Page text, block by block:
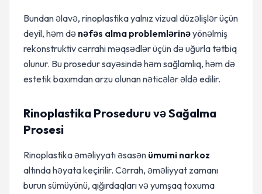
Bundan əlavə, rinoplastika yalnız vizual düzəlişlər üçün
deyil, həm də nəfəs alma problemlərinəyönəlmiş
rekonstruktiv cərrahi məqsədlər üçün də uğurla tətbiq
olunur. Bu prosedur sayəsində həm sağlamlıq, həm də
estetik baxımdan arzu olunan nəticələr əldə edilir.
Rinoplastika Proseduru və Sağalma
Prosesi
Rinoplastika əməliyyatı əsasən ümumi narkoz
altında həyata keçirilir. Cərrah, əməliyyat zamanı
burun sümüyünü, qığırdaqları və yumşaq toxuma